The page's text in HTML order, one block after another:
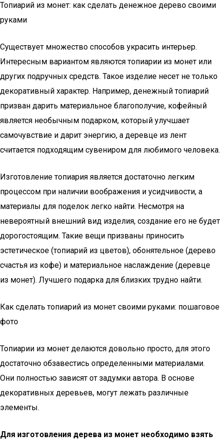
Топиарий из монет: как сделать денежное дерево своими
руками
Существует множество способов украсить интерьер.
Интересным вариантом являются топиарии из монет или
других подручных средств. Такое изделие несет не только
декоративный характер. Например, денежный топиарий
призван дарить материальное благополучие, кофейный
является необычным подарком, который улучшает
самочувствие и дарит энергию, а деревце из лент
считается подходящим сувениром для любимого человека.
Изготовление топиария является достаточно легким
процессом при наличии воображения и усидчивости, а
материалы для поделок легко найти. Несмотря на
невероятный внешний вид изделия, создание его не будет
дорогостоящим. Такие вещи призваны приносить
эстетическое (топиарий из цветов), обонятельное (дерево
счастья из кофе) и материальное наслаждение (деревце
из монет). Лучшего подарка для близких трудно найти.
Как сделать топиарий из монет своими руками: пошаговое
фото
Топиарии из монет делаются довольно просто, для этого
достаточно обзавестись определенными материалами.
Они полностью зависят от задумки автора. В основе
декоративных деревьев, могут лежать различные
элементы.
Для изготовления дерева из монет необходимо взять